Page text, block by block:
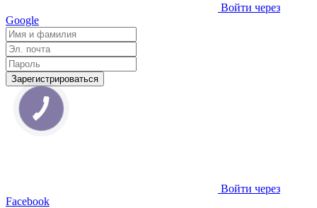
Войти через
Google
Зарегистрироваться
Войти через
Facebook